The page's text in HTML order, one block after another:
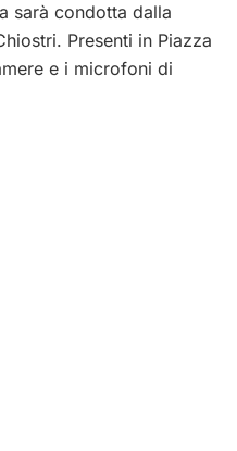
sarà condotta dalla
Presenti in Piazza
e i microfoni di